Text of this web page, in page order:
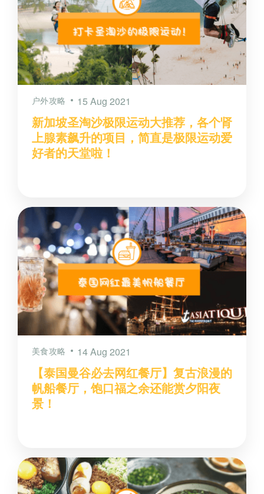
户外攻略 15 Aug 2021
新加坡圣淘沙极限运动大推荐，各个肾
上腺素飙升的项目，简直是极限运动爱
好者的天堂啦！
美食攻略 14 Aug 2021
【泰国曼谷必去网红餐厅】复古浪漫的
帆船餐厅，饱口福之余还能赏夕阳夜
景！